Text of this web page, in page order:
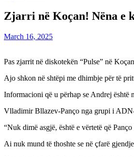
Zjarri në Koçan! Nëna e
March 16, 2025
Pas zjarrit në diskotekën “Pulse” në
Ajo shkon në shtëpi me dhimbje për të
Informacioni që u përhap se Andrej është
Vlladimir Bllazev-Panço nga grupi i ADN-
“Nuk dimë asgjë, është e vërtetë që
Ai nuk mund të thoshte se në çfarë